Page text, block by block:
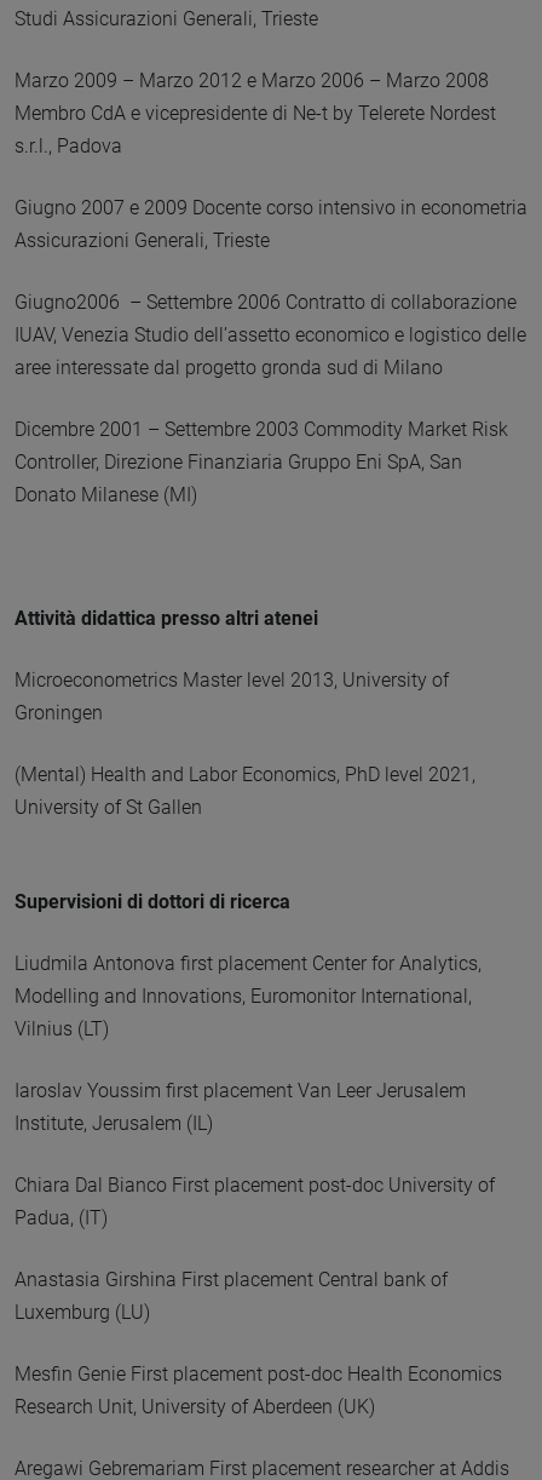
Studi Assicurazioni Generali, Trieste
Marzo 2009 – Marzo 2012 e Marzo 2006 – Marzo 2008
Membro CdA e vicepresidente di Ne-t by Telerete Nordest
s.r.l., Padova
Giugno 2007 e 2009 Docente corso intensivo in econometria
Assicurazioni Generali, Trieste
Giugno2006 – Settembre 2006 Contratto di collaborazione
IUAV, Venezia Studio dell’assetto economico e logistico delle
aree interessate dal progetto gronda sud di Milano
Dicembre 2001 – Settembre 2003 Commodity Market Risk
Controller, Direzione Finanziaria Gruppo Eni SpA, San
Donato Milanese (MI)
Attività didattica presso altri atenei
Microeconometrics Master level 2013, University of
Groningen
(Mental) Health and Labor Economics, PhD level 2021,
University of St Gallen
Supervisioni di dottori di ricerca
Liudmila Antonova first placement Center for Analytics,
Modelling and Innovations, Euromonitor International,
Vilnius (LT)
Iaroslav Youssim first placement Van Leer Jerusalem
Institute, Jerusalem (IL)
Chiara Dal Bianco First placement post-doc University of
Padua, (IT)
Anastasia Girshina First placement Central bank of
Luxemburg (LU)
Mesfin Genie First placement post-doc Health Economics
Research Unit, University of Aberdeen (UK)
Aregawi Gebremariam First placement researcher at Addis